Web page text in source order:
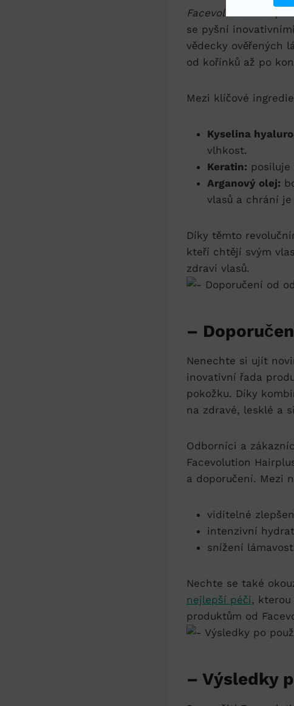
Facevolution Hairplus
se pyšní
vědecky ověřených
od kořínků až po
Mezi klíčové
Kyselina
vlhkost.
Keratin: posiluje
Arganový olej:
vlasů a chrání
Díky těmto
kteří chtějí svým
zdraví vlasů.
–
Nenechte si ujít
inovativní řada
pokožku. Díky
na zdravé, lesklé a
Odborníci a
Facevolution
a doporučení. Mezi
viditelné
intenzivní
snížení
Nechte se také
nejlepší péči, kterou
produktům od
– Výsledky